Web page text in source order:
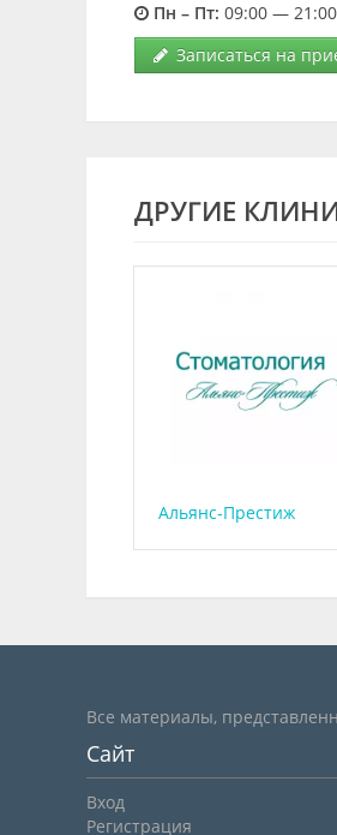
Пн – Пт: 09:00 —
Записаться на
ДРУГИЕ
Альянс-Престиж
Все материалы,
Сайт
Вход
Регистрация